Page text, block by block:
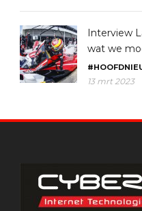
Interview
wat we
13 mrt 2023